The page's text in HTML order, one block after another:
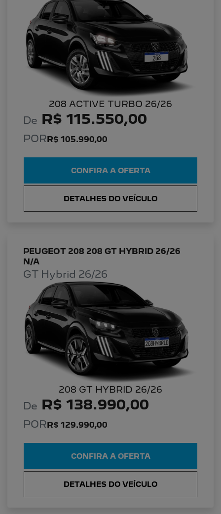
208 ACTIVE TURBO 26/26
De R$ 115.550,00
POR R$ 105.990,00
CONFIRA A OFERTA
DETALHES DO VEÍCULO
PEUGEOT 208 208 GT HYBRID 26/26
N/A
GT Hybrid 26/26
208 GT HYBRID 26/26
De R$ 138.990,00
PORR$ 129.990,00
CONFIRA A OFERTA
DETALHES DO VEÍCULO